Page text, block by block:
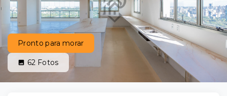
Pronto para morar
62 Fotos